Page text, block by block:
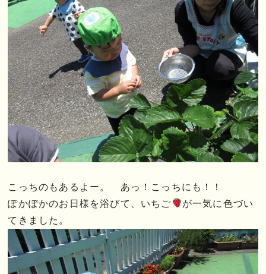
こっちのもあるよー。 あっ！こっちにも！！
ぽかぽかのお日様を浴びて、いちご
が一気に色づい
てきました。